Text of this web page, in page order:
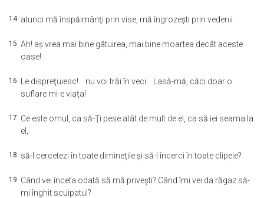
14 atunci mă înspăimânţi prin vise, mă îngrozeşti prin vedenii.
15 Ah! aş vrea mai bine gâtuirea, mai bine moartea decât aceste
oase!
16
Le dispreţuiesc!… nu voi trăi în veci… Lasă-mă, căci doar o
suflare mi-e viaţa!
17 Ce este omul, ca să-Ţi pese atât de mult de el, ca să iei seama la
el,
18 să-l cercetezi în toate dimineţile şi să-l încerci în toate clipele?
19 Când vei înceta odată să mă priveşti? Când îmi vei da răgaz să-
mi înghit scuipatul?